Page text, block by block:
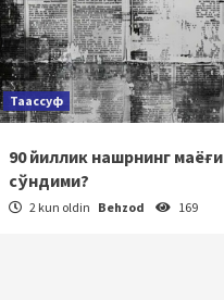
Таассуф
90 йиллик нашрнинг маёғи
сўндими?
2 kun oldin Behzod 169